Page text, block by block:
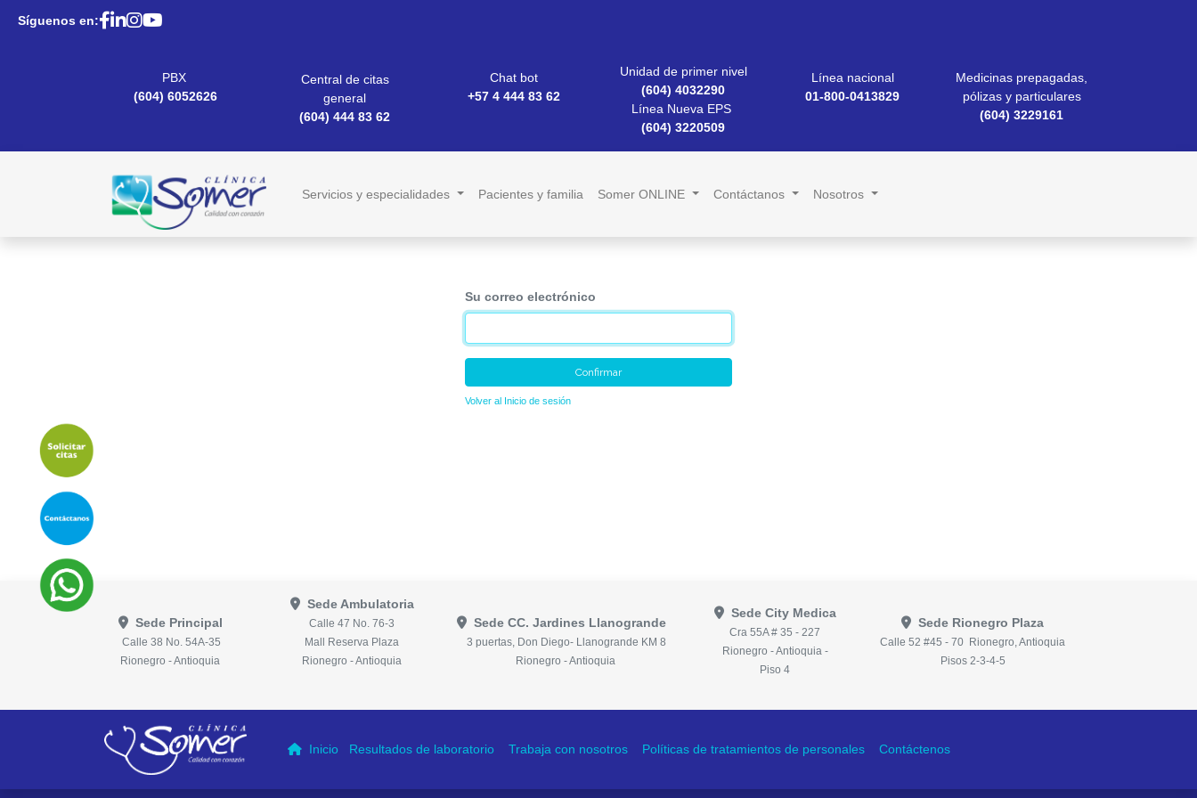
Síguenos en:
PBX
(604) 6052626
Central de citas
general
(604) 444 83 62
Chat bot
+57 4 444 83 62
Unidad de primer nivel
(604) 4032290
Línea Nueva EPS
(604) 3220509
Línea nacional
01-800-0413829
Medicinas prepagadas,
pólizas y particulares
(604) 3229161
Servicios y especialidades Pacientes y familia Somer ONLINE Contáctanos Nosotros
Su correo electrónico
Confirmar
Volver al Inicio de sesión
Sede Principal
Calle 38 No. 54A-35
Rionegro - Antioquia
Sede Ambulatoria
Calle 47 No. 76-3
Mall Reserva Plaza
Rionegro - Antioquia
Sede CC. Jardines Llanogrande
3 puertas, Don Diego- Llanogrande KM 8
Rionegro - Antioquia
Sede City Medica
Cra 55A # 35 - 227
Rionegro - Antioquia -
Piso 4
Sede Rionegro Plaza
Calle 52 #45 - 70 Rionegro, Antioquia
Pisos 2-3-4-5
Inicio Resultados de laboratorio Trabaja con nosotros Políticas de tratamientos de personales Contáctenos